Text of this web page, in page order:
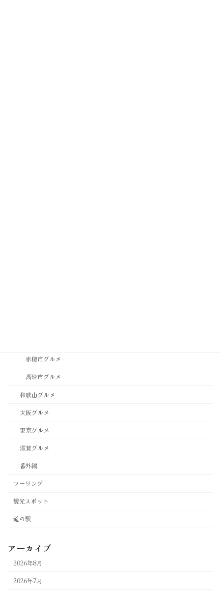
赤穂市グルメ
高砂市グルメ
和歌山グルメ
大阪グルメ
東京グルメ
滋賀グルメ
番外編
ツーリング
観光スポット
道の駅
アーカイブ
2026年8月
2026年7月